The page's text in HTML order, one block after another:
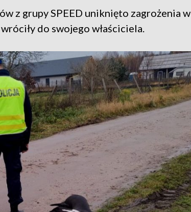
z grupy SPEED uniknięto zagrożenia w
do swojego właściciela.